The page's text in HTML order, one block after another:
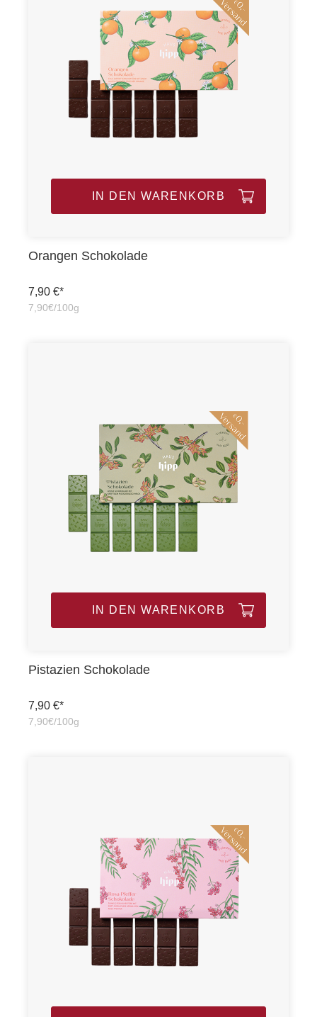
IN DEN WARENKORB
Orangen Schokolade
7,90 €*
7,90€/100g
IN DEN WARENKORB
Pistazien Schokolade
7,90 €*
7,90€/100g